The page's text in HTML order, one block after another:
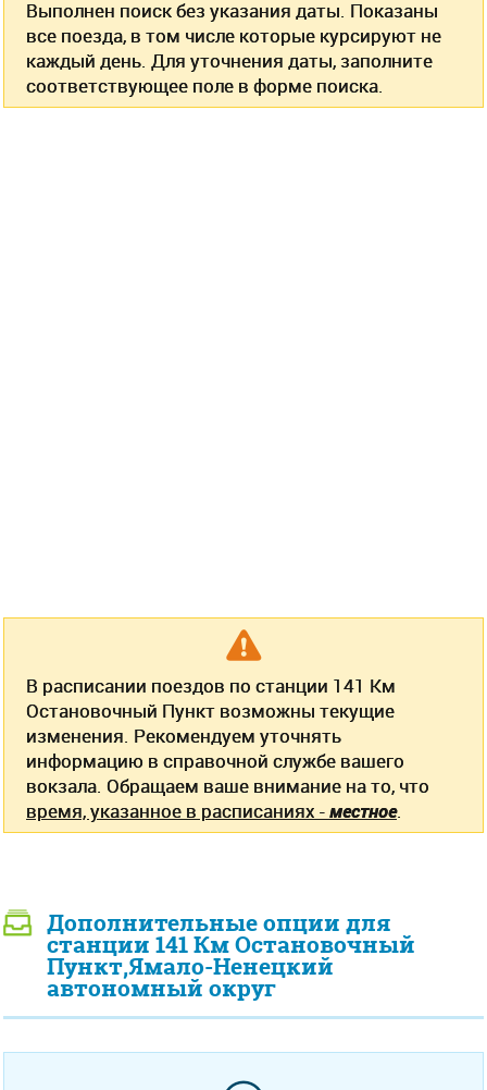
Выполнен поиск без указания даты. Показаны
все поезда, в том числе которые курсируют не
каждый день. Для уточнения даты, заполните
соответствующее поле в форме поиска.
В расписании поездов по станции 141 Км
Остановочный Пункт возможны текущие
изменения. Рекомендуем уточнять
информацию в справочной службе вашего
вокзала. Обращаем ваше внимание на то, что
время, указанное в расписаниях -местное.
Дополнительные опции для
станции 141 Км Остановочный
Пункт,Ямало-Ненецкий
автономный округ